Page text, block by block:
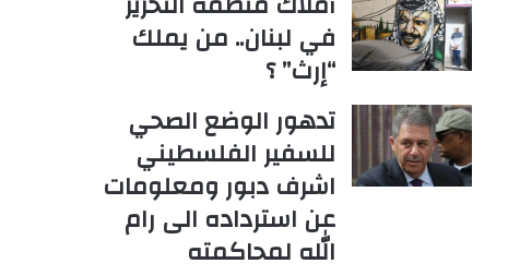
في لبنان.. من يملك
“إرث” ؟
تدهور الوضع الصحي
للسفير الفلسطيني
اشرف دبور ومعلومات
عن استرداده الى رام
الله لمحاكمته